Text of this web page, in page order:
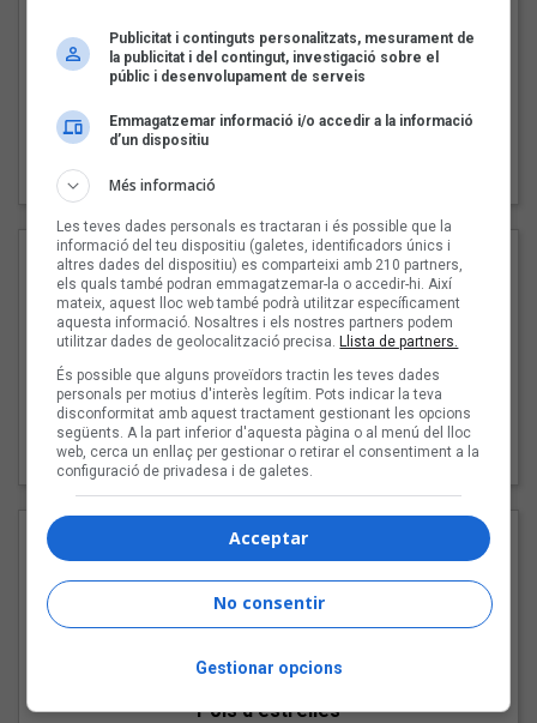
"Les cabres"
94 Rules amb Compte
"Pols d'estrelles"
Publicitat i continguts personalitzats, mesurament de
la publicitat i del contingut, investigació sobre el
públic i desenvolupament de serveis
Emmagatzemar informació i/o accedir a la informació
d’un dispositiu
Més informació
Les teves dades personals es tractaran i és possible que la
informació del teu dispositiu (galetes, identificadors únics i
altres dades del dispositiu) es comparteixi amb 210 partners,
els quals també podran emmagatzemar-la o accedir-hi. Així
mateix, aquest lloc web també podrà utilitzar específicament
aquesta informació. Nosaltres i els nostres partners podem
utilitzar dades de geolocalització precisa.Llista de partners.
És possible que alguns proveïdors tractin les teves dades
personals per motius d'interès legítim. Pots indicar la teva
disconformitat amb aquest tractament gestionant les opcions
següents. A la part inferior d'aquesta pàgina o al menú del lloc
web, cerca un enllaç per gestionar o retirar el consentiment a la
configuració de privadesa i de galetes.
Acceptar
No consentir
Gestionar opcions